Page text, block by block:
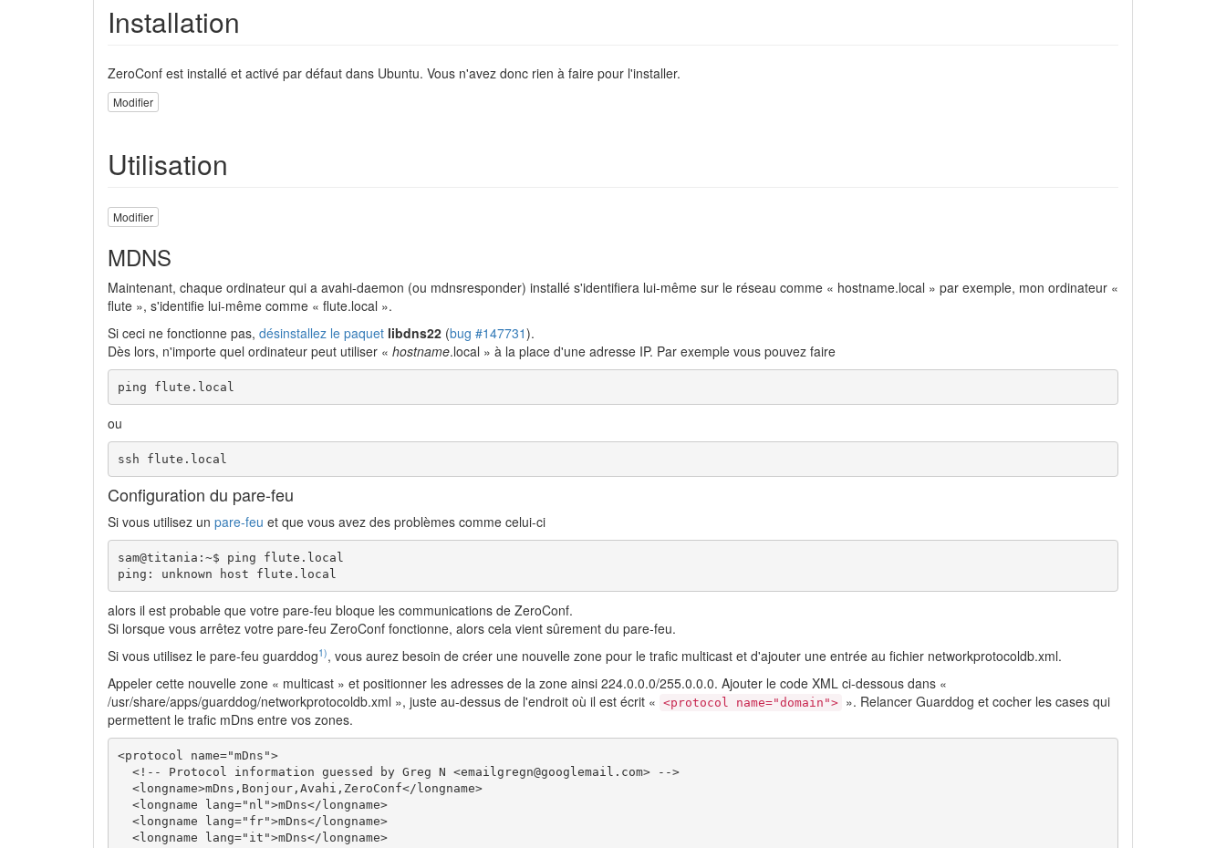
Installation
ZeroConf est installé et activé par défaut dans Ubuntu. Vous n'avez donc rien à faire pour l'installer.
Modifier
Utilisation
Modifier
MDNS
Maintenant, chaque ordinateur qui a avahi-daemon (ou mdnsresponder) installé s'identifiera lui-même sur le réseau comme « hostname.local » par exemple, mon ordinateur «
flute », s'identifie lui-même comme « flute.local ».
Si ceci ne fonctionne pas, désinstallez le paquet libdns22 (bug #147731).
Dès lors, n'importe quel ordinateur peut utiliser « hostname.local » à la place d'une adresse IP. Par exemple vous pouvez faire
ping flute.local
ou
ssh flute.local
Configuration du pare-feu
Si vous utilisez un pare-feu et que vous avez des problèmes comme celui-ci
sam@titania:~$ ping flute.local
ping: unknown host flute.local
alors il est probable que votre pare-feu bloque les communications de ZeroConf.
Si lorsque vous arrêtez votre pare-feu ZeroConf fonctionne, alors cela vient sûrement du pare-feu.
Si vous utilisez le pare-feu guarddog1), vous aurez besoin de créer une nouvelle zone pour le trafic multicast et d'ajouter une entrée au fichier networkprotocoldb.xml.
Appeler cette nouvelle zone « multicast » et positionner les adresses de la zone ainsi 224.0.0.0/255.0.0.0. Ajouter le code XML ci-dessous dans «
/usr/share/apps/guarddog/networkprotocoldb.xml », juste au-dessus de l'endroit où il est écrit « <protocol name="domain"> ». Relancer Guarddog et cocher les cases qui
permettent le trafic mDns entre vos zones.
<protocol name="mDns">
<!-- Protocol information guessed by Greg N <emailgregn@googlemail.com> -->
<longname>mDns,Bonjour,Avahi,ZeroConf</longname>
<longname
lang="nl">mDns</longname>
<longname
lang="fr">mDns</longname>
<longname
lang="it">mDns</longname>